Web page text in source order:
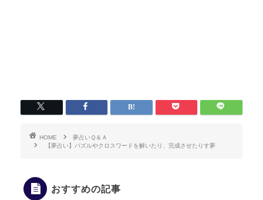
HOME
夢占いＱ＆Ａ
【夢占い】パズルやクロスワードを解いたり、完成させたりす夢
おすすめの記事